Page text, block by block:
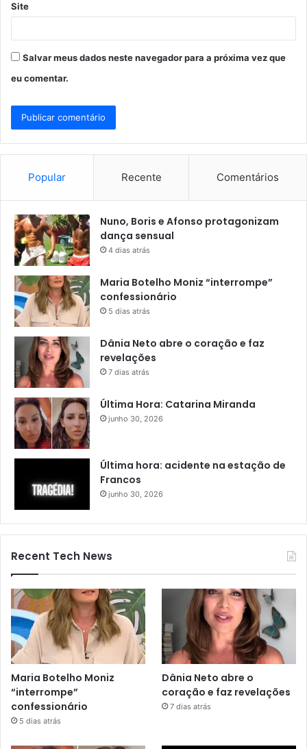
Site
Salvar meus dados neste navegador para a próxima vez que
eu comentar.
Popular Recente Comentários
Nuno, Boris e Afonso protagonizam
dança sensual
4 dias atrás
Maria Botelho Moniz “interrompe”
confessionário
5 dias atrás
Dânia Neto abre o coração e faz
revelações
7 dias atrás
Última Hora: Catarina Miranda
junho 30, 2026
Última hora: acidente na estação de
Francos
junho 30, 2026
Recent Tech News
Maria Botelho Moniz
“interrompe”
confessionário
5 dias atrás
Dânia Neto abre o
coração e faz revelações
7 dias atrás